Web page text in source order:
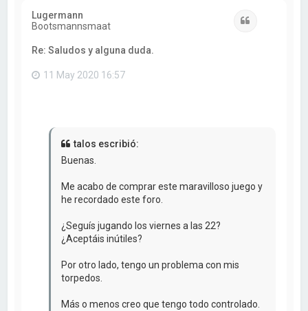
Lugermann
Bootsmannsmaat
Re: Saludos y alguna duda.
11 May 2020 16:57
talos escribió:
Buenas.
Me acabo de comprar este maravilloso juego y
he recordado este foro.
¿Seguís jugando los viernes a las 22?
¿Aceptáis inútiles?
Por otro lado, tengo un problema con mis
torpedos.
Más o menos creo que tengo todo controlado.